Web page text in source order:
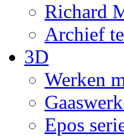
Richard
Archief
3D
Werken
Epos